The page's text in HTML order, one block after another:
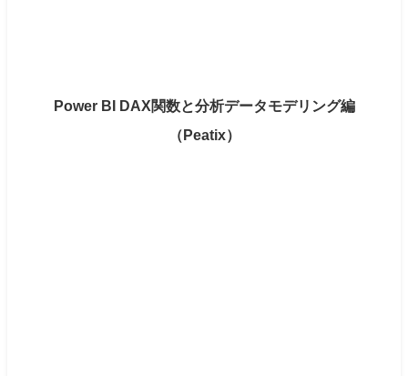
Power BI DAX関数と分析データモデリング編
（Peatix）